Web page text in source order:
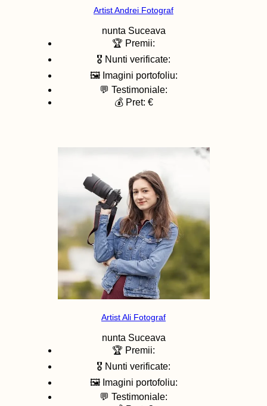
Artist Andrei Fotograf
nunta Suceava
🏆 Premii:
🎖️ Nunti verificate:
🖼️ Imagini portofoliu:
💬 Testimoniale:
💰 Pret: €
Artist Ali Fotograf
nunta Suceava
🏆 Premii:
🎖️ Nunti verificate:
🖼️ Imagini portofoliu:
💬 Testimoniale: